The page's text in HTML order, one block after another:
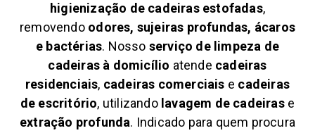
higienização de cadeiras estofadas,
removendoodores, sujeiras profundas, ácaros
e bactérias. Nosso serviço de limpeza de
cadeiras à domicílio atende cadeiras
residenciais, cadeiras comerciais e cadeiras
de escritório, utilizando lavagem de cadeirase
extração profunda. Indicado para quem procura